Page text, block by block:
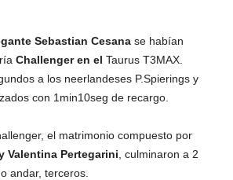
Sebastian Cesana se habían
Challenger en el Taurus T3MAX.
a los neerlandeses P.Spierings y
con 1min10seg de recargo.
el matrimonio compuesto por
Valentina Pertegarini , culminaron a 2
andar, terceros.